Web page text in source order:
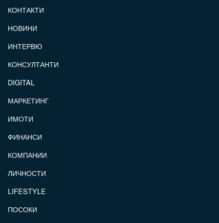
КОНТАКТИ
НОВИНИ
ИНТЕРВЮ
КОНСУЛТАНТИ
DIGITAL
МАРКЕТИНГ
ИМОТИ
ФИНАНСИ
КОМПАНИИ
ЛИЧНОСТИ
LIFESTYLE
ПОСОКИ